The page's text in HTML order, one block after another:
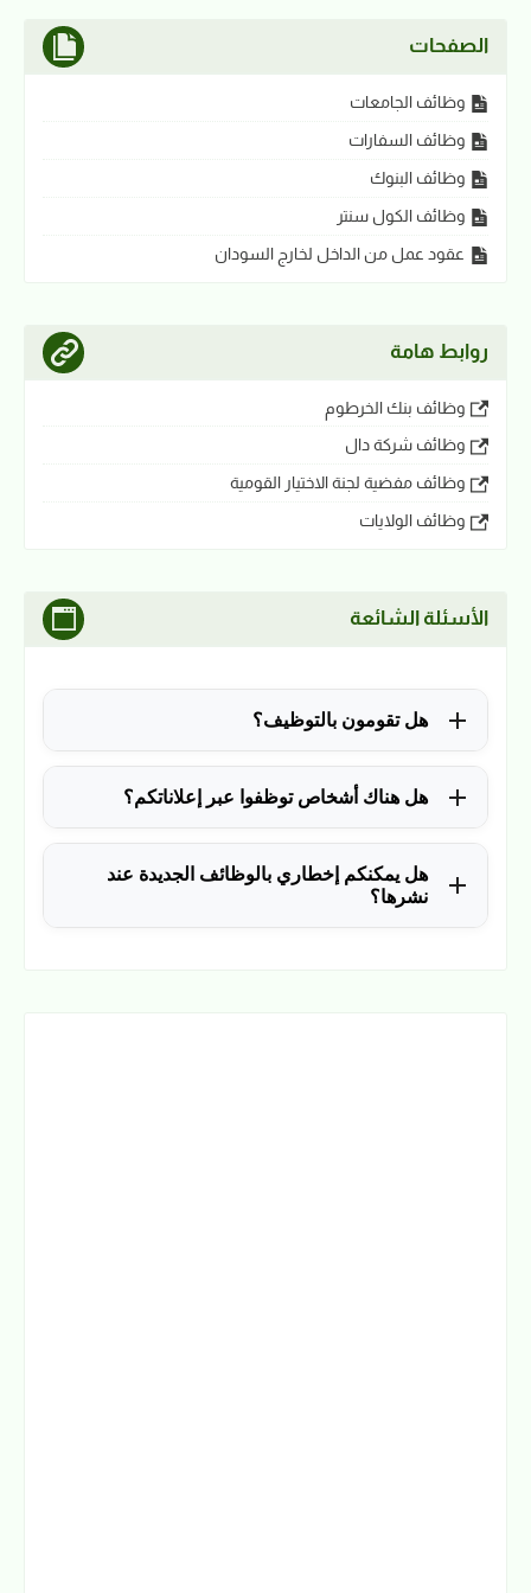
الصفحات
وظائف الجامعات
وظائف السفارات
وظائف البنوك
وظائف الكول سنتر
عقود عمل من الداخل لخارج السودان
روابط هامة
وظائف بنك الخرطوم
وظائف شركة دال
وظائف مفضية لجنة الاختيار القومية
وظائف الولايات
الأسئلة الشائعة
هل تقومون بالتوظيف؟
للأسف لا، في الوقت الحالي نقوم فقط بنشر الوظائف
المتاحة.هل هناك أشخاص توظفوا عبر إعلاناتكم؟
نعم ولله الحمد، منذ التأسيس في 2018 نشرنا آلاف
الوظائف، وكانت سببًا في توظيف آلاف من المتابعين.
هل يمكنكم إخطاري بالوظائف الجديدة عند
نشرها؟